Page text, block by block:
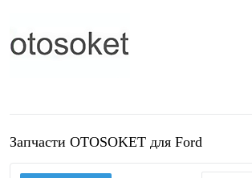
Запчасти OTOSOKET для Ford